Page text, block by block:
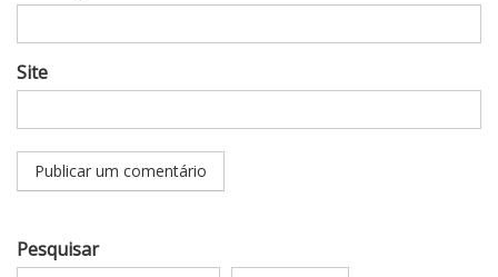
Site
Pesquisar